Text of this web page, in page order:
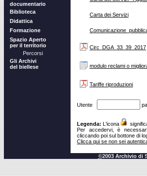
documentario
Biblioteca
Didattica
Formazione
Spazio Aperto
per il territorio
Percorsi
Gli Archivi
del biellese
Carta dei Servizi
Circ_DGA_33_39_2017
modulo reclami o
Tariffe riproduzioni
Utente
Legenda: L'icona
Per accedervi, è
cliccando poi sul bottone di
Clicca qui se non sei
©2003 Archivio di